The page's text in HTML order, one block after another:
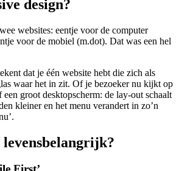
design?
websites: eentje voor de computer
voor de mobiel (m.dot). Dat was een hel
dat je één website hebt die zich als
waar het in zit. Of je bezoeker nu kijkt op
een groot desktopscherm: de lay-out schaalt
kleiner en het menu verandert in zo’n